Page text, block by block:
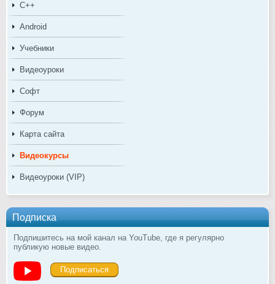
C++
Android
Учебники
Видеоуроки
Софт
Форум
Карта сайта
Видеокурсы
Видеоуроки (VIP)
Подписка
Подпишитесь на мой канал на YouTube, где я регулярно
публикую новые видео.
Подписаться